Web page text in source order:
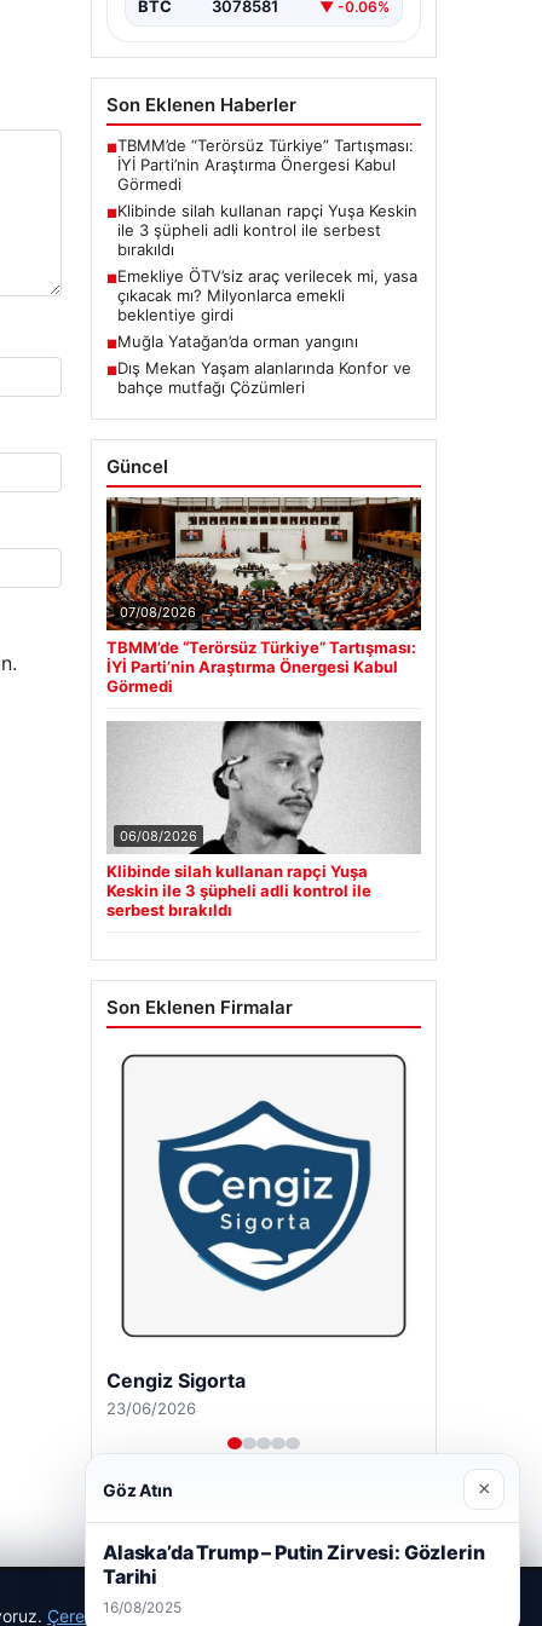
BTC 3078581 ▼ -0.06%
Son Eklenen Haberler
■TBMM’de “Terörsüz Türkiye” Tartışması:
İYİ Parti’nin Araştırma Önergesi Kabul
Görmedi
■Klibinde silah kullanan rapçi Yuşa Keskin
ile 3 şüpheli adli kontrol ile serbest
bırakıldı
■Emekliye ÖTV’siz araç verilecek mi, yasa
çıkacak mı? Milyonlarca emekli
beklentiye girdi
■Muğla Yatağan’da orman yangını
■Dış Mekan Yaşam alanlarında Konfor ve
bahçe mutfağı Çözümleri
Güncel
07/08/2026
TBMM’de “Terörsüz Türkiye” Tartışması:
İYİ Parti’nin Araştırma Önergesi Kabul
Görmedi
06/08/2026
Klibinde silah kullanan rapçi Yuşa
Keskin ile 3 şüpheli adli kontrol ile
serbest bırakıldı
Son Eklenen Firmalar
Cengiz Sigorta
23/06/2026
Çerez Politikamız
Göz Atın ×
Alaska’da Trump – Putin Zirvesi: Gözlerin
Tarihi
16/08/2025